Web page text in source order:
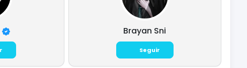
Brayan Sni
Seguir